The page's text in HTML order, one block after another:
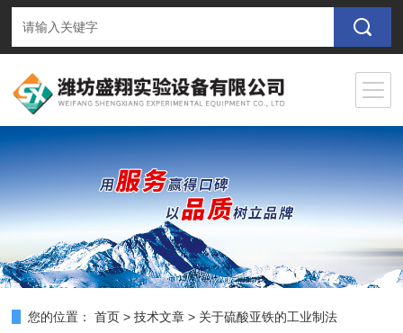
您的位置： 首页 >技术文章 > 关于硫酸亚铁的工业制法